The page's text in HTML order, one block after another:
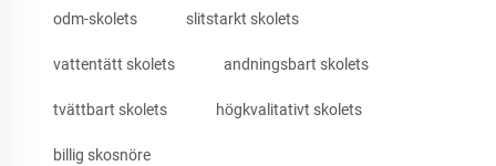
odm-skolets slitstarkt skolets
vattentätt skolets andningsbart skolets
tvättbart skolets högkvalitativt skolets
billig skosnöre